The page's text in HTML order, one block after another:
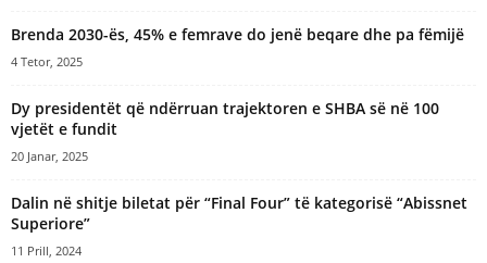
Brenda 2030-ës, 45% e femrave do jenë beqare dhe pa fëmijë
4 Tetor, 2025
Dy presidentët që ndërruan trajektoren e SHBA së në 100
vjetët e fundit
20 Janar, 2025
Dalin në shitje biletat për “Final Four” të kategorisë “Abissnet
Superiore”
11 Prill, 2024